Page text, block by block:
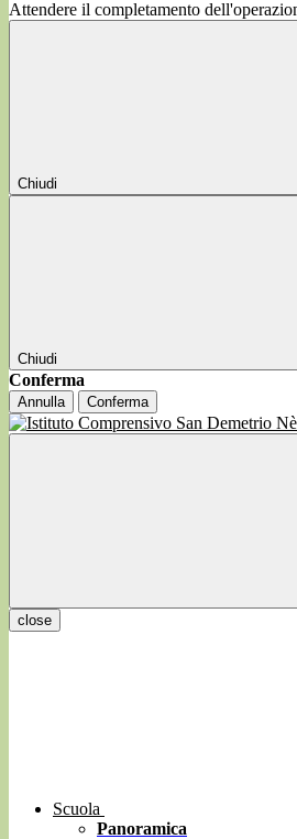
Attendere il completamento
Chiudi
Chiudi
Conferma
Annulla Conferma
close
Scuola
Panoramica